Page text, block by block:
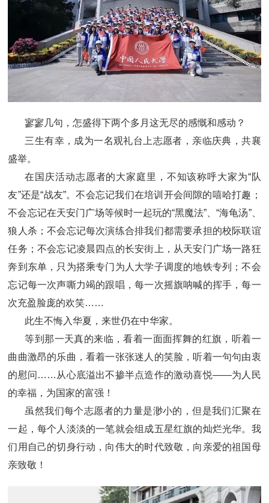
寥寥几句，怎盛得下两个多月这无尽的感慨和感动？
三生有幸，成为一名观礼台上志愿者，亲临庆典，共襄
盛举。
在国庆活动志愿者的大家庭里，不知该称呼大家为“队
友”还是“战友”。不会忘记我们在培训开会间隙的嘻哈打趣；
不会忘记在天安门广场等候时一起玩的“黑魔法”、“海龟汤”、
狼人杀；不会忘记每次演练合排我们都需要承担的校际联谊
任务；不会忘记凌晨四点的长安街上，从天安门广场一路狂
奔到东单，只为搭乘专门为人大学子调度的地铁专列；不会
忘记每一次声嘶力竭的跟唱，每一次摇旗呐喊的挥手，每一
次充盈脸庞的欢笑……
此生不悔入华夏，来世仍在中华家。
等到那一天真的来临，看着一面面挥舞的红旗，听着一
曲曲激昂的乐曲，看着一张张迷人的笑脸，听着一句句由衷
的慰问……从心底溢出不掺半点造作的激动喜悦——为人民
的幸福，为国家的富强！
虽然我们每个志愿者的力量是渺小的，但是我们汇聚在
一起，每个人淡淡的一笔就会组成五星红旗的灿烂光华。我
们用自己的切身行动，向伟大的时代致敬，向亲爱的祖国母
亲致敬！